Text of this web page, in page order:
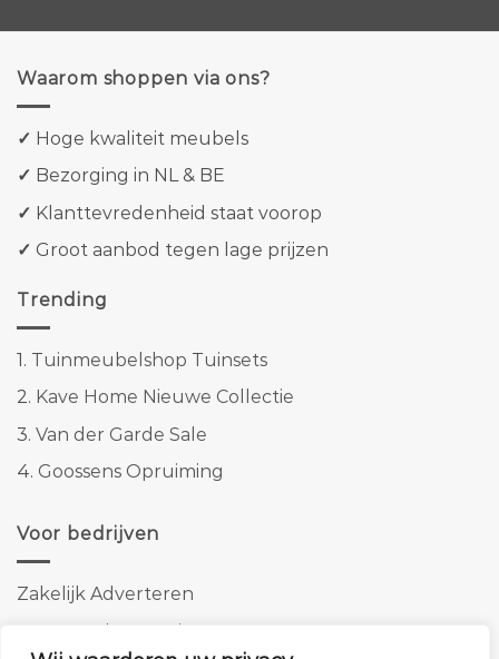
Waarom shoppen via ons?
✓ Hoge kwaliteit meubels
✓ Bezorging in NL & BE
✓ Klanttevredenheid staat voorop
✓ Groot aanbod tegen lage prijzen
Trending
1. Tuinmeubelshop Tuinsets
2. Kave Home Nieuwe Collectie
3. Van der Garde Sale
4. Goossens Opruiming
Voor bedrijven
Zakelijk Adverteren
Banner advertenties